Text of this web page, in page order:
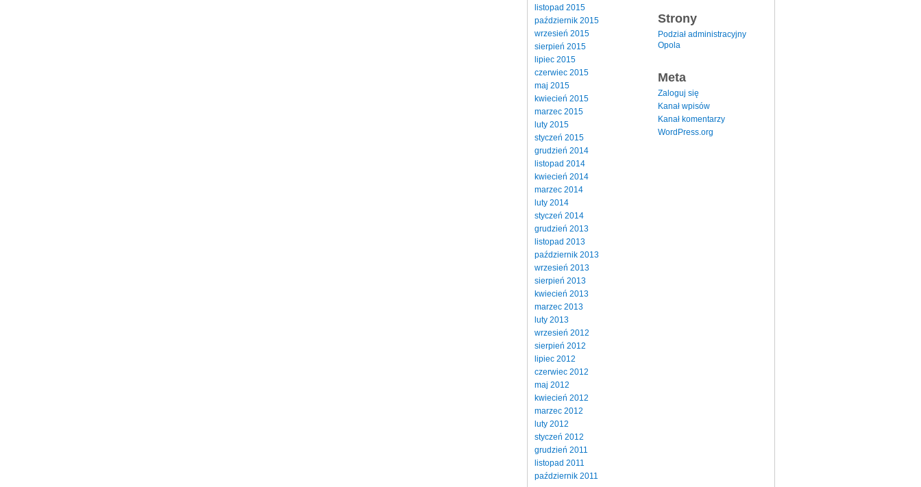
listopad 2015
październik 2015
wrzesień 2015
sierpień 2015
lipiec 2015
czerwiec 2015
maj 2015
kwiecień 2015
marzec 2015
luty 2015
styczeń 2015
grudzień 2014
listopad 2014
kwiecień 2014
marzec 2014
luty 2014
styczeń 2014
grudzień 2013
listopad 2013
październik 2013
wrzesień 2013
sierpień 2013
kwiecień 2013
marzec 2013
luty 2013
wrzesień 2012
sierpień 2012
lipiec 2012
czerwiec 2012
maj 2012
kwiecień 2012
marzec 2012
luty 2012
styczeń 2012
grudzień 2011
listopad 2011
październik 2011
Strony
Podział administracyjny
Opola
Meta
Zaloguj się
Kanał wpisów
Kanał komentarzy
WordPress.org